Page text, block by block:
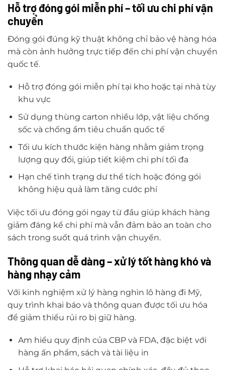
Hỗ trợ đóng gói miễn phí – tối ưu chi phí vận
chuyển
Đóng gói đúng kỹ thuật không chỉ bảo vệ hàng hóa
mà còn ảnh hưởng trực tiếp đến chi phí vận chuyển
quốc tế.
Hỗ trợ đóng gói miễn phí tại kho hoặc tại nhà tùy
khu vực
Sử dụng thùng carton nhiều lớp, vật liệu chống
sốc và chống ẩm tiêu chuẩn quốc tế
Tối ưu kích thước kiện hàng nhằm giảm trọng
lượng quy đổi, giúp tiết kiệm chi phí tối đa
Hạn chế tình trạng dư thể tích hoặc đóng gói
không hiệu quả làm tăng cước phí
Việc tối ưu đóng gói ngay từ đầu giúp khách hàng
giảm đáng kể chi phí mà vẫn đảm bảo an toàn cho
sách trong suốt quá trình vận chuyển.
Thông quan dễ dàng – xử lý tốt hàng khó và
hàng nhạy cảm
Với kinh nghiệm xử lý hàng nghìn lô hàng đi Mỹ,
quy trình khai báo và thông quan được tối ưu hóa
để giảm thiểu rủi ro bị giữ hàng.
Am hiểu quy định của CBP và FDA, đặc biệt với
hàng ấn phẩm, sách và tài liệu in